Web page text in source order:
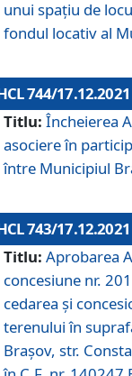
unui spațiu de
fondul locativ al
744/17.12.2021
Titlu: Încheierea
asociere în
între Municipiul
743/17.12.2021
Titlu: Aprobarea
concesiune nr.
cedarea și
terenului în
Brașov, str.